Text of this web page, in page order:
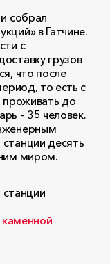
собрал
в Гатчине.
с
грузов
что после
то есть с
проживать до
– 35 человек.
десять
миром.